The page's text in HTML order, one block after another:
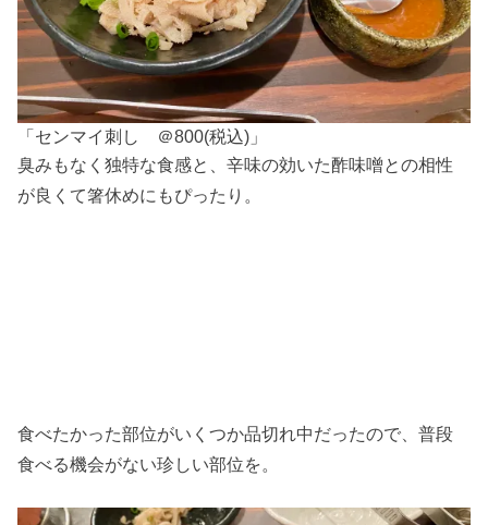
「センマイ刺し ＠800(税込)」
臭みもなく独特な食感と、辛味の効いた酢味噌との相性
が良くて箸休めにもぴったり。
食べたかった部位がいくつか品切れ中だったので、普段
食べる機会がない珍しい部位を。